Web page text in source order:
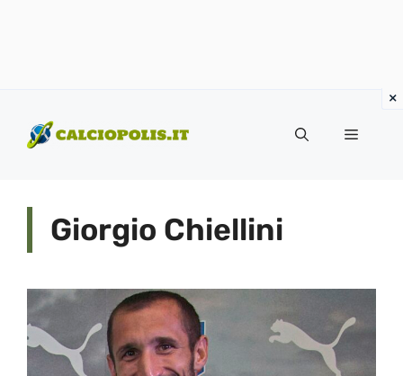
contenuto
Menu
Giorgio Chiellini